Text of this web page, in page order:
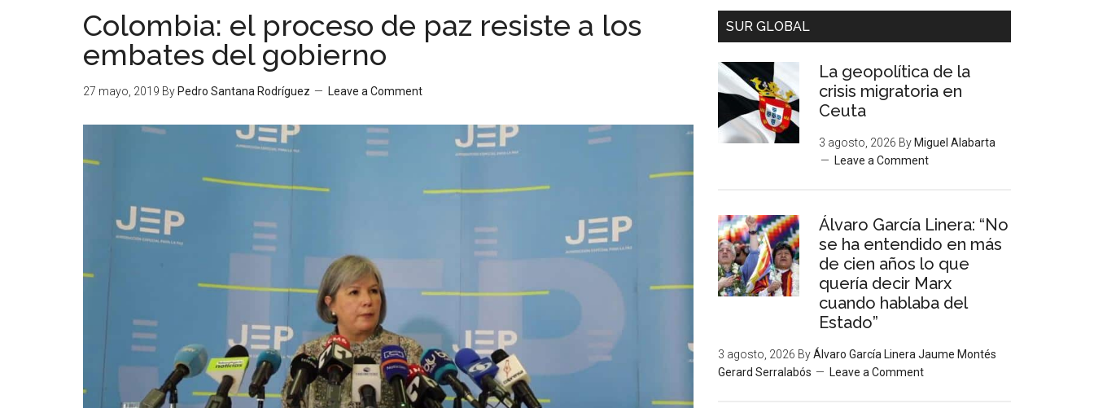
Colombia: el proceso de paz resiste a los
embates del gobierno
27 mayo, 2019 By Pedro Santana Rodríguez Leave a Comment
SUR GLOBAL
La geopolítica de la
crisis migratoria en
Ceuta
3 agosto, 2026 By Miguel Alabarta
Leave a Comment
Álvaro García Linera: “No
se ha entendido en más
de cien años lo que
quería decir Marx
cuando hablaba del
Estado”
3 agosto, 2026 ByÁlvaro García Linera Jaume Montés
Gerard Serralabós
Leave a Comment